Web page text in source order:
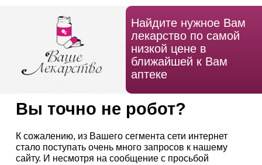
Найдите нужное Вам
лекарство по самой
низкой цене в
ближайшей к Вам
аптеке
Вы точно не робот?
К сожалению, из Вашего сегмента сети интернет
стало поступать очень много запросов к нашему
сайту. И несмотря на сообщение с просьбой